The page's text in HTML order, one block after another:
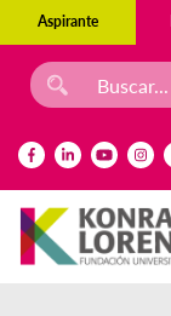
Aspirante